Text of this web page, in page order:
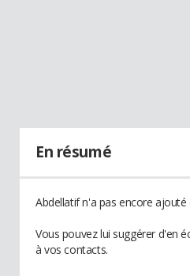
En résumé
Abdellatif n'a pas encore
Vous pouvez lui suggérer d'en
à vos contacts.